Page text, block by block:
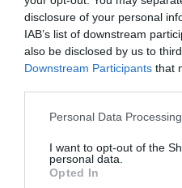
disclosure of your personal
IAB’s list of downstream
also be disclosed by us to
Downstream Participants that
Personal Data
I want to opt-out of the
personal data.
Opted In